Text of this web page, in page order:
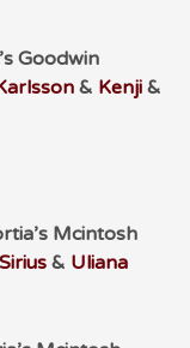
Goodwin
& Kenji &
Mcintosh
Sirius & Uliana